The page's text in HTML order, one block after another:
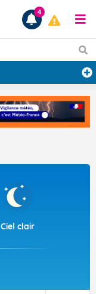
4
Ciel clair